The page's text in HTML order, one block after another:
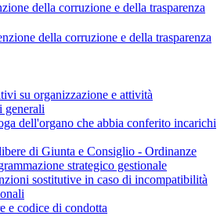
della corruzione e della trasparenza
della corruzione e della trasparenza
su organizzazione e attività
generali
dell'organo che abbia conferito incarichi
di Giunta e Consiglio - Ordinanze
strategico gestionale
sostitutive in caso di incompatibilità
e codice di condotta